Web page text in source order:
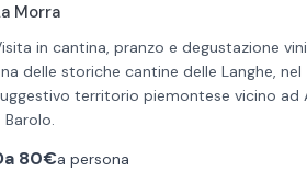
Morra
in cantina, pranzo e degustazione
delle storiche cantine delle Langhe, nel
territorio piemontese vicino ad
Barolo.
antipasti freddi e caldi della tradizione
80€a persona